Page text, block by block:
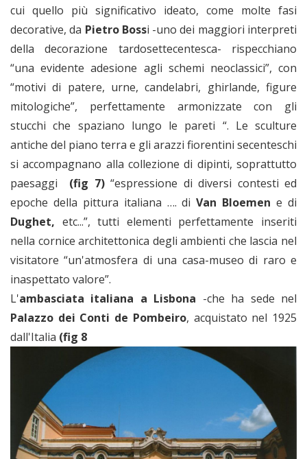
cui quello più significativo ideato, come molte fasi
decorative, da Pietro Bossi -uno dei maggiori interpreti
della decorazione tardosettecentesca- rispecchiano
“una evidente adesione agli schemi neoclassici”, con
“motivi di patere, urne, candelabri, ghirlande, figure
mitologiche”, perfettamente armonizzate con gli
stucchi che spaziano lungo le pareti “. Le sculture
antiche del piano terra e gli arazzi fiorentini secenteschi
si accompagnano alla collezione di dipinti, soprattutto
paesaggi (fig 7)“espressione di diversi contesti ed
epoche della pittura italiana …. diVan Bloemen e di
Dughet, etc...”, tutti elementi perfettamente inseriti
nella cornice architettonica degli ambienti che lascia nel
visitatore “un'atmosfera di una casa-museo di raro e
inaspettato valore”.
L'ambasciata italiana a Lisbona -che ha sede nel
Palazzo dei Conti de Pombeiro, acquistato nel 1925
dall'Italia (fig 8